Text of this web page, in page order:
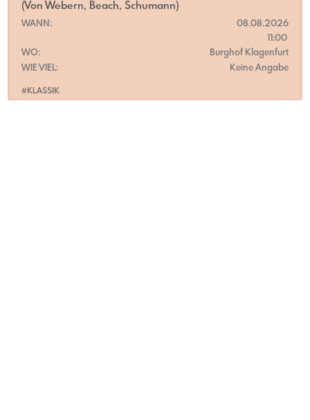
#KLASSIK
(Von Webern, Beach, Schumann)
WANN:
08.08.2026
11:00
WO:
Burghof Klagenfurt
WIE VIEL:
Keine Angabe